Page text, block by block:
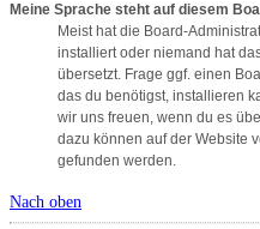
Meine Sprache steht auf diesem
Meist hat die Board-
installiert oder niemand hat
übersetzt. Frage ggf. einen
das du benötigst, installieren
wir uns freuen, wenn du es
dazu können auf der Website
gefunden werden.
Nach oben